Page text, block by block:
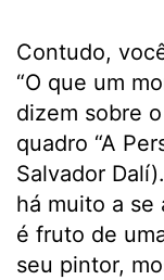
Contudo,
“O que um
dizem sobre
quadro “A
Salvador
há muito a se
é fruto de
seu pintor,